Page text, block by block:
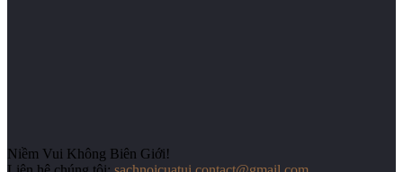
Niềm Vui Không Biên Giới!